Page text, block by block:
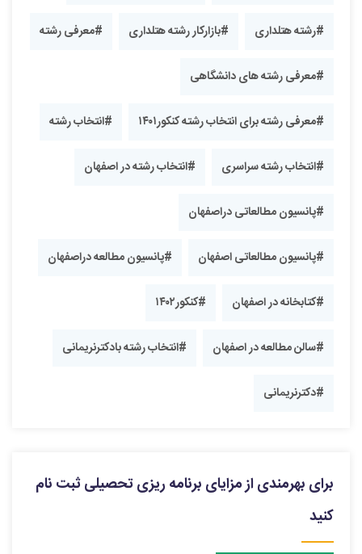
#رشته هتلداری #بازارکار رشته هتلداری #معرفی رشته
#معرفی رشته های دانشگاهی
#معرفی رشته برای انتخاب رشته کنکور۱۴۰۱ #انتخاب رشته
#انتخاب رشته سراسری #انتخاب رشته در اصفهان
#پانسیون مطالعاتی دراصفهان
#پانسیون مطالعاتی اصفهان #پانسیون مطالعه دراصفهان
#کتابخانه در اصفهان #کنکور۱۴۰۲
#سالن مطالعه در اصفهان #انتخاب رشته بادکترنریمانی
#دکترنریمانی
برای بهرمندی از مزایای برنامه ریزی تحصیلی ثبت نام
کنید